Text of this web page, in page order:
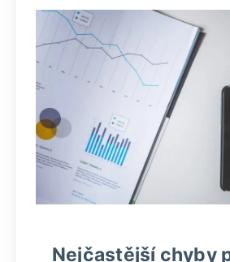
Nejčastější chyby